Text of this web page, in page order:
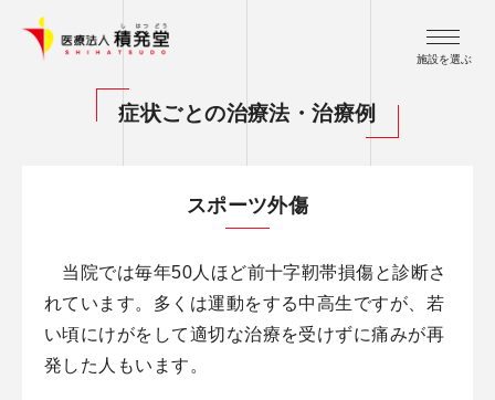
施設を選ぶ
症状ごとの治療法・治療例
スポーツ外傷
当院では毎年50人ほど前十字靭帯損傷と診断さ
れています。多くは運動をする中高生ですが、若
い頃にけがをして適切な治療を受けずに痛みが再
発した人もいます。